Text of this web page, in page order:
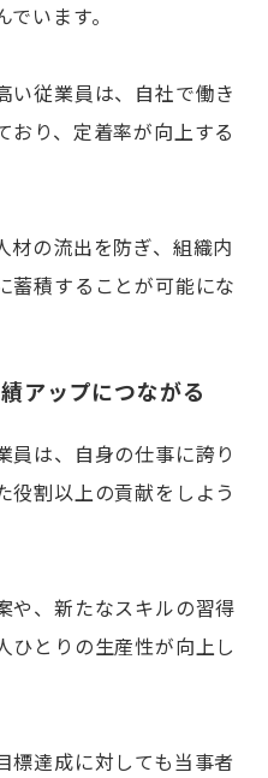
います。
い従業員は、自社で働き
おり、定着率が向上する
材の流出を防ぎ、組織内
蓄積することが可能にな
アップにつながる
員は、自身の仕事に誇り
役割以上の貢献をしよう
や、新たなスキルの習得
ひとりの生産性が向上し
標達成に対しても当事者